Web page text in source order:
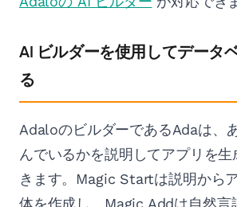
AI ビルダーを使用してデータ
る
AdaloのビルダーであるAdaは、
んでいるかを説明してアプリを
きます。Magic Startは説明から